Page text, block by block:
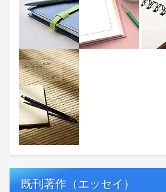
既刊著作（エッセイ）